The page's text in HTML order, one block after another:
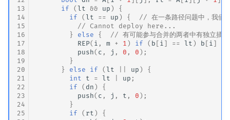
13
14
15
16
17
18
19
20
21
22
23
24
25
if
(lt && up )
{
if
(lt == up ) {
// 在一条路径问题中，我们
// Cannot deploy here...
}
else {
// 有可能参与合并的两者中有独立插
REP( i , m + 1 ) if ( b [ i ] == lt ) b [ i ]
push( c , j , 0 , 0 );
}
}
else if (lt up )
{
int
t = lt up ;
if
( dn )
{
push( c , j , t , 0 );
}
if
( rt )
{